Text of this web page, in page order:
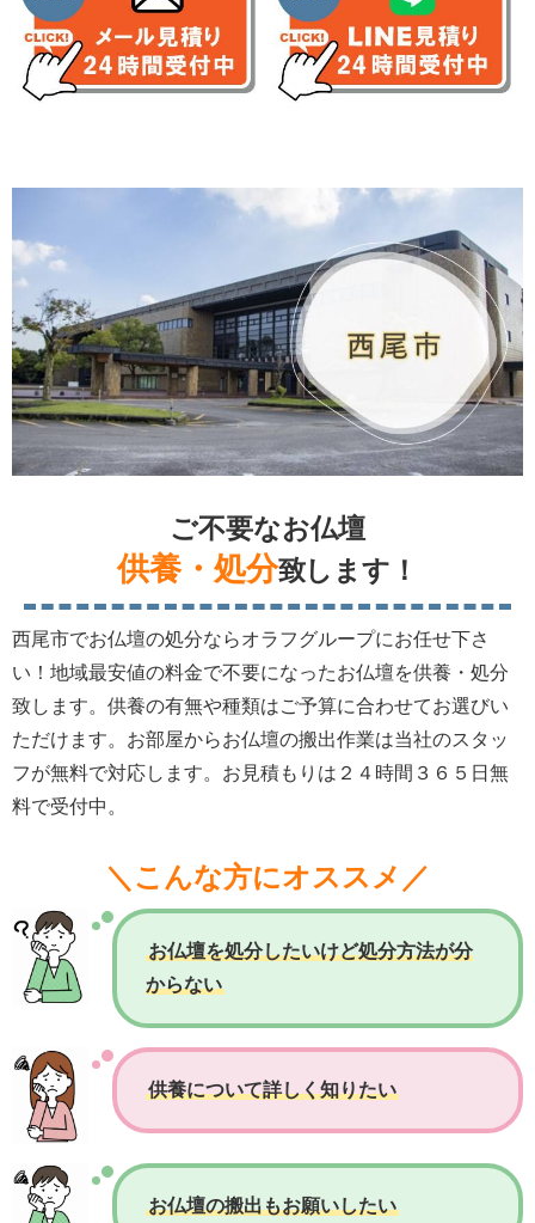
ご不要なお仏壇
供養・処分致します！
西尾市でお仏壇の処分ならオラフグループにお任せ下さ
い！地域最安値の料金で不要になったお仏壇を供養・処分
致します。供養の有無や種類はご予算に合わせてお選びい
ただけます。お部屋からお仏壇の搬出作業は当社のスタッ
フが無料で対応します。お見積もりは２４時間３６５日無
料で受付中。
＼こんな方にオススメ／
お仏壇を処分したいけど処分方法が分
からない
供養について詳しく知りたい
お仏壇の搬出もお願いしたい